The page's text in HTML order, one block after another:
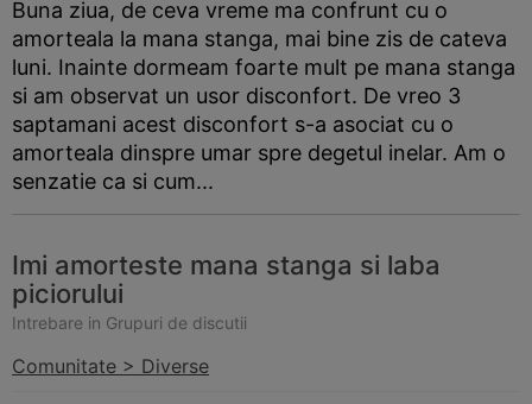
Buna ziua, de ceva vreme ma confrunt cu o
amorteala la mana stanga, mai bine zis de cateva
luni. Inainte dormeam foarte mult pe mana stanga
si am observat un usor disconfort. De vreo 3
saptamani acest disconfort s-a asociat cu o
amorteala dinspre umar spre degetul inelar. Am o
senzatie ca si cum...
Imi amorteste mana stanga si laba
piciorului
Intrebare in Grupuri de discutii
Comunitate > Diverse